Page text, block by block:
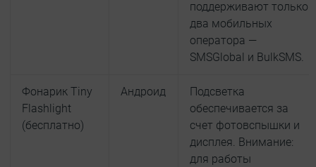
поддерживают только
два мобильных
оператора —
SMSGlobal и BulkSMS.
Фонарик Tiny
Flashlight
(бесплатно)
Андроид
Подсветка
обеспечивается за
счет фотовспышки и
дисплея. Внимание:
для работы